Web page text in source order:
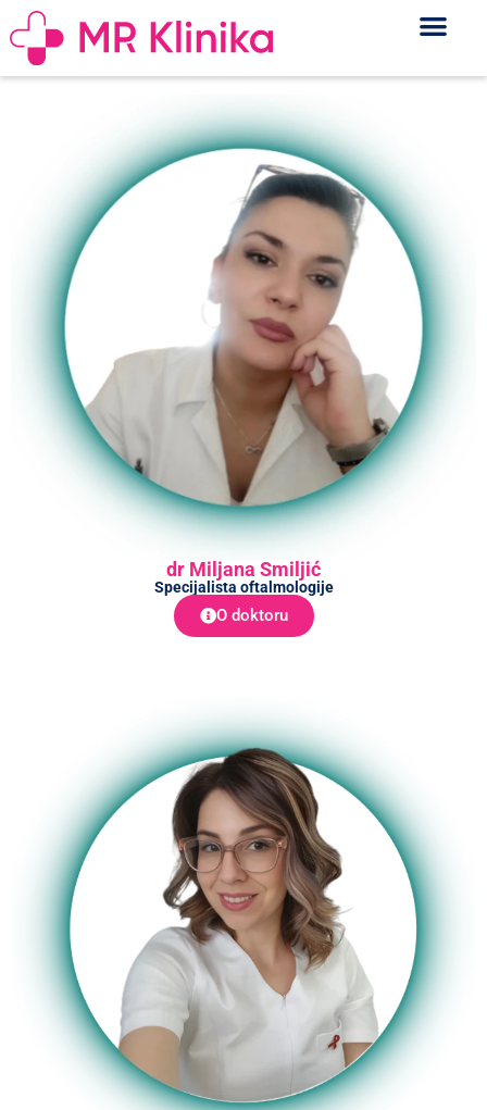
dr Miljana Smiljić
Specijalista oftalmologije
O doktoru